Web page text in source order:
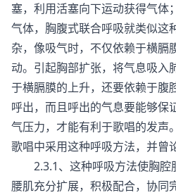
塞，利用活塞向下运动获得气体
气体，胸腹式联合呼吸就类似这
杂，像吸气时，不仅依赖于横膈
动。引起胸部扩张，将气息吸入
于横膈膜的上升，还要依赖于腹
呼出，而且呼出的气息要能够保
气压力，才能有利于歌唱的发声
歌唱中采用这种呼吸方法，并曾
2.3.1、这种呼吸方法使胸腔
腰肌充分扩展，积极配合，协同